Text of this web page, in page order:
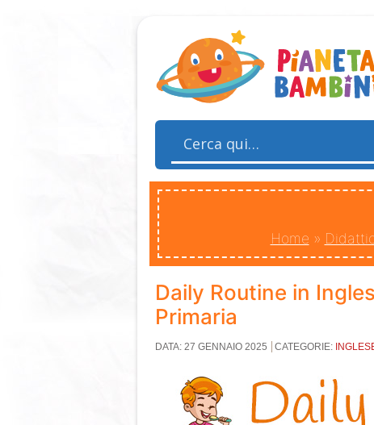
Home »
Daily Routine in
Primaria
DATA: 27 GENNAIO 2025 CATEGORIE: